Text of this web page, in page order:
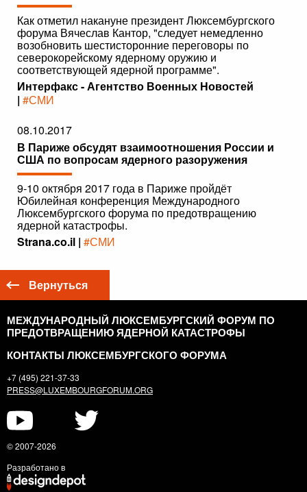
Как отметил накануне президент Люксембургского
форума Вячеслав Кантор, "следует немедленно
возобновить шестисторонние переговоры по
северокорейскому ядерному оружию и
соответствующей ядерной программе".
Интерфакс - Агентство Военных Новостей
| #СМИ
08.10.2017
В Париже обсудят взаимоотношения России и
США по вопросам ядерного разоружения
9-10 октября 2017 года в Париже пройдёт
Юбилейная конференция Международного
Люксембургского форума по предотвращению
ядерной катастрофы.
Strana.co.il | #СМИ
Вернуться
МЕЖДУНАРОДНЫЙ ЛЮКСЕМБУРГСКИЙ ФОРУМ ПО
ПРЕДОТВРАЩЕНИЮ ЯДЕРНОЙ КАТАСТРОФЫ
КОНТАКТЫ ЛЮКСЕМБУРГСКОГО ФОРУМА
+7 (495) 221-37-33
PRESS@LUXEMBOURGFORUM.ORG
© 2007-2026
Разработано в